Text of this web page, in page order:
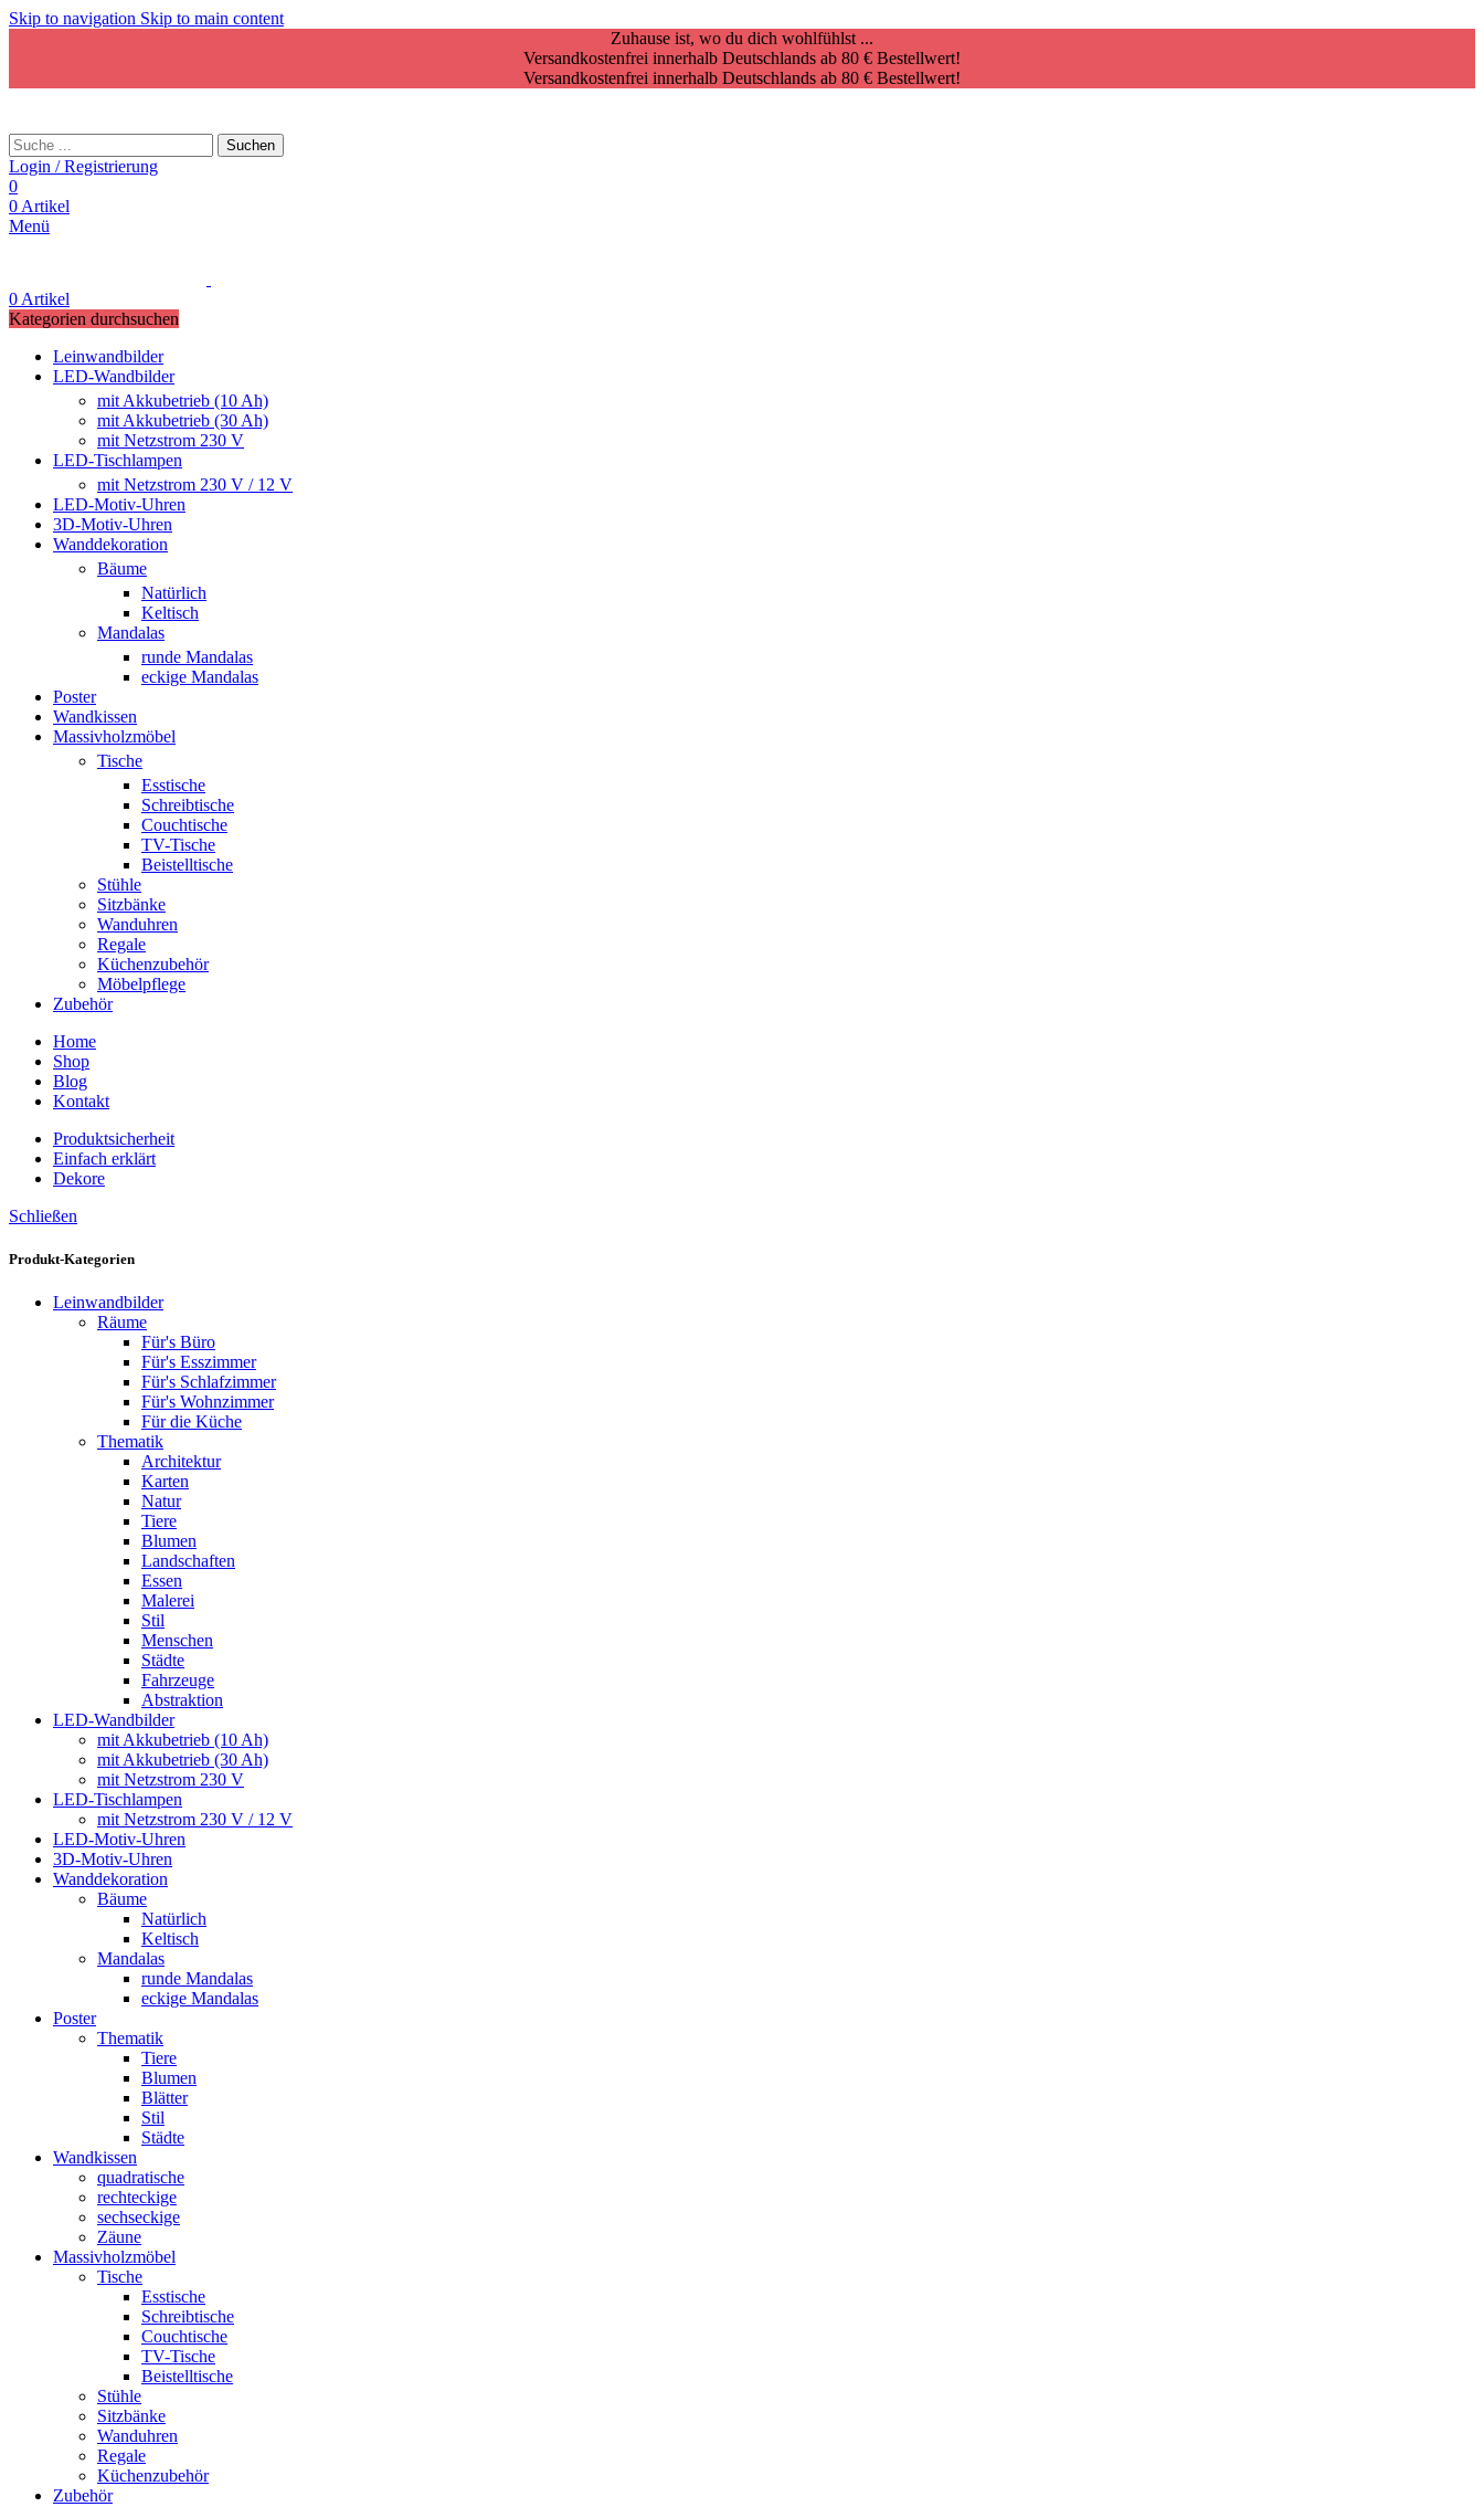
Skip to navigation Skip to main content
Zuhause ist, wo du dich wohlfühlst ...
Versandkostenfrei innerhalb Deutschlands ab 80 € Bestellwert!
Versandkostenfrei innerhalb Deutschlands ab 80 € Bestellwert!
Suchen
Login / Registrierung
0
0 Artikel
Menü
0 Artikel
Kategorien durchsuchen
Leinwandbilder
LED-Wandbilder
mit Akkubetrieb (10 Ah)
mit Akkubetrieb (30 Ah)
mit Netzstrom 230 V
LED-Tischlampen
mit Netzstrom 230 V / 12 V
LED-Motiv-Uhren
3D-Motiv-Uhren
Wanddekoration
Bäume
Natürlich
Keltisch
Mandalas
runde Mandalas
eckige Mandalas
Poster
Wandkissen
Massivholzmöbel
Tische
Esstische
Schreibtische
Couchtische
TV-Tische
Beistelltische
Stühle
Sitzbänke
Wanduhren
Regale
Küchenzubehör
Möbelpflege
Zubehör
Home
Shop
Blog
Kontakt
Produktsicherheit
Einfach erklärt
Dekore
Schließen
Produkt-Kategorien
Leinwandbilder
Räume
Für's Büro
Für's Esszimmer
Für's Schlafzimmer
Für's Wohnzimmer
Für die Küche
Thematik
Architektur
Karten
Natur
Tiere
Blumen
Landschaften
Essen
Malerei
Stil
Menschen
Städte
Fahrzeuge
Abstraktion
LED-Wandbilder
mit Akkubetrieb (10 Ah)
mit Akkubetrieb (30 Ah)
mit Netzstrom 230 V
LED-Tischlampen
mit Netzstrom 230 V / 12 V
LED-Motiv-Uhren
3D-Motiv-Uhren
Wanddekoration
Bäume
Natürlich
Keltisch
Mandalas
runde Mandalas
eckige Mandalas
Poster
Thematik
Tiere
Blumen
Blätter
Stil
Städte
Wandkissen
quadratische
rechteckige
sechseckige
Zäune
Massivholzmöbel
Tische
Esstische
Schreibtische
Couchtische
TV-Tische
Beistelltische
Stühle
Sitzbänke
Wanduhren
Regale
Küchenzubehör
Zubehör